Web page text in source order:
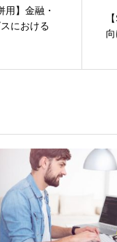
用】金融・
における